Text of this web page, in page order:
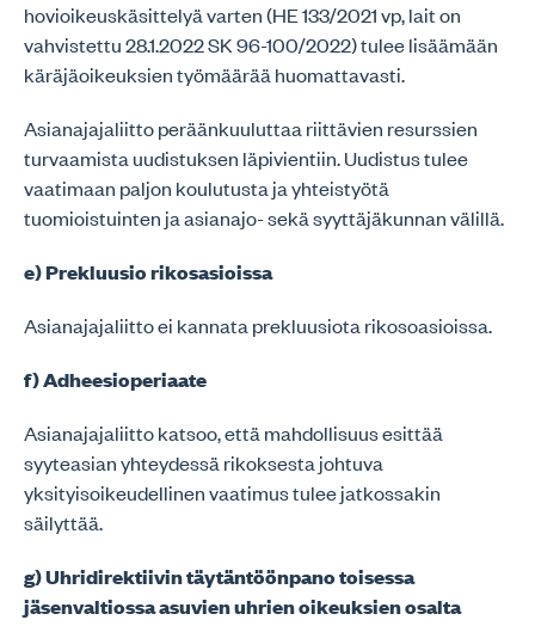
hovioikeuskäsittelyä varten (HE 133/2021 vp, lait on
vahvistettu 28.1.2022 SK 96-100/2022) tulee lisäämään
käräjäoikeuksien työmäärää huomattavasti.
Asianajajaliitto peräänkuuluttaa riittävien resurssien
turvaamista uudistuksen läpivientiin. Uudistus tulee
vaatimaan paljon koulutusta ja yhteistyötä
tuomioistuinten ja asianajo- sekä syyttäjäkunnan välillä.
e) Prekluusio rikosasioissa
Asianajajaliitto ei kannata prekluusiota rikosoasioissa.
f) Adheesioperiaate
Asianajajaliitto katsoo, että mahdollisuus esittää
syyteasian yhteydessä rikoksesta johtuva
yksityisoikeudellinen vaatimus tulee jatkossakin
säilyttää.
g) Uhridirektiivin täytäntöönpano toisessa
jäsenvaltiossa asuvien uhrien oikeuksien osalta